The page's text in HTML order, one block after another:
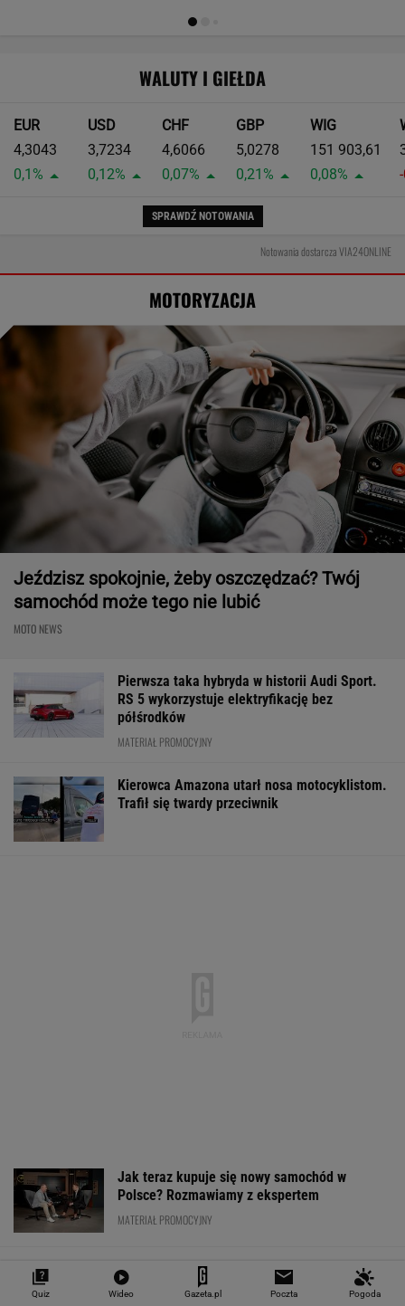
WALUTY I GIEŁDA
EUR
4,3043
0,1%
USD
3,7234
0,12%
CHF
4,6066
0,07%
GBP
5,0278
0,21%
WIG
151 903,61
0,08%
SPRAWDŹ NOTOWANIA
Notowania dostarcza VIA24ONLINE
MOTORYZACJA
Jeździsz spokojnie, żeby oszczędzać? Twój
samochód może tego nie lubić
MOTO NEWS
Pierwsza taka hybryda w historii Audi Sport.
RS 5 wykorzystuje elektryfikację bez
półśrodków
MATERIAŁ PROMOCYJNY
Kierowca Amazona utarł nosa motocyklistom.
Trafił się twardy przeciwnik
Jak teraz kupuje się nowy samochód w
Polsce? Rozmawiamy z ekspertem
MATERIAŁ PROMOCYJNY
Niemiecki tunel opóźniony o 11 lat.
Zawstydzili nawet polskich drogowców
Quiz Wideo Gazeta.pl Poczta Pogoda